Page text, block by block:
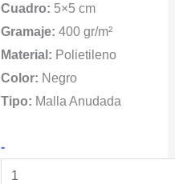
Cuadro: 5×5 cm
Gramaje: 400 gr/m²
Material: Polietileno
Color: Negro
Tipo: Malla Anudada
-Red
Barrera